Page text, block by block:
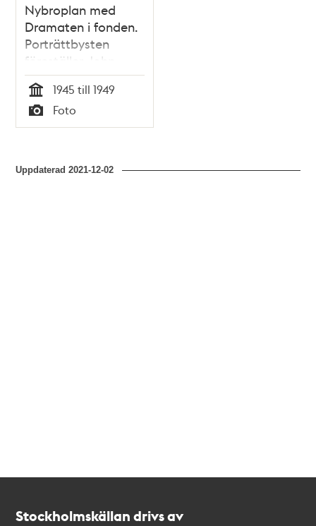
Nybroplan med
Dramaten i fonden.
Porträttbysten
föreställer John
Ericsson
Tid
1945 till 1949
Typ
Foto
Uppdaterad2021-12-02
Stockholmskällan drivs av